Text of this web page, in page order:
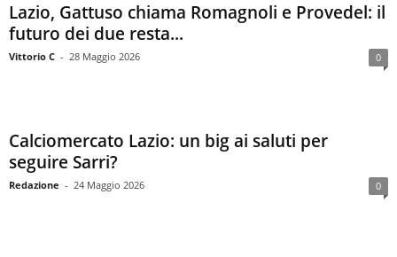
Lazio, Gattuso chiama Romagnoli e Provedel: il
futuro dei due resta...
Vittorio C - 28 Maggio 2026 0
Calciomercato Lazio: un big ai saluti per
seguire Sarri?
Redazione - 24 Maggio 2026 0